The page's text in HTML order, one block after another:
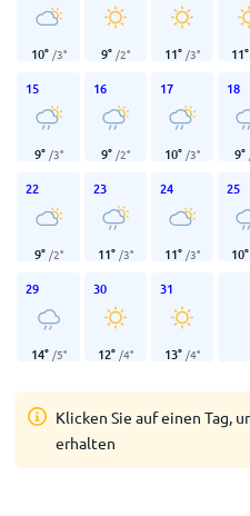
10° /3° 9° /2° 11° /3° 11°
15
9° /3°
16
9° /2°
17
10° /3°
18
9°
22
9° /2°
23
11° /3°
24
11° /3°
25
10°
29
14° /5°
30
12° /4°
31
13° /4°
Klicken Sie auf einen Tag,
erhalten